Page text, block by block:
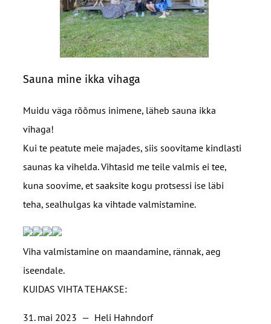
Sauna mine ikka vihaga
Muidu väga rõõmus inimene, läheb sauna ikka
vihaga!
Kui te peatute meie majades, siis soovitame kindlasti
saunas ka vihelda. Vihtasid me teile valmis ei tee,
kuna soovime, et saaksite kogu protsessi ise läbi
teha, sealhulgas ka vihtade valmistamine.
Viha valmistamine on maandamine, rännak, aeg
iseendale.
KUIDAS VIHTA TEHAKSE:
31. mai 2023 — Heli Hahndorf